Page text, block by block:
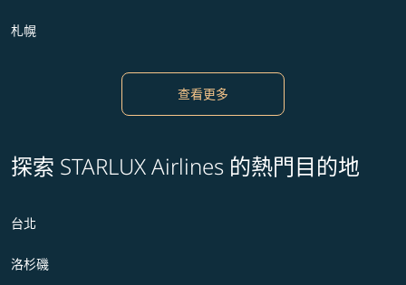
札幌
查看更多
探索 STARLUX Airlines 的熱門目的地
台北
洛杉磯